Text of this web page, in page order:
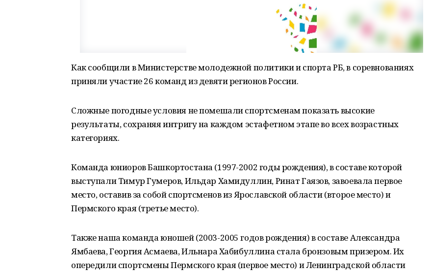
Как сообщили в Министерстве молодежной политики и спорта РБ, в соревнованиях
приняли участие 26 команд из девяти регионов России.
Сложные погодные условия не помешали спортсменам показать высокие
результаты, сохраняя интригу на каждом эстафетном этапе во всех возрастных
категориях.
Команда юниоров Башкортостана (1997-2002 годы рождения), в составе которой
выступали Тимур Гумеров, Ильдар Хамидуллин, Ринат Гаязов, завоевала первое
место, оставив за собой спортсменов из Ярославской области (второе место) и
Пермского края (третье место).
Также наша команда юношей (2003-2005 годов рождения) в составе Александра
Ямбаева, Георгия Асмаева, Ильнара Хабибуллина стала бронзовым призером. Их
опередили спортсмены Пермского края (первое место) и Ленинградской области